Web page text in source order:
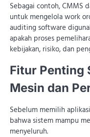
Sebagai contoh, CMMS
untuk mengelola work
auditing software
apakah proses
kebijakan, risiko, dan
Fitur Penting
Mesin dan
Sebelum memilih
bahwa sistem mampu
menyeluruh.